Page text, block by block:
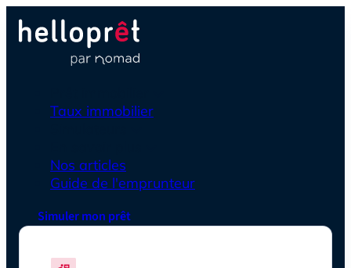
Taux immobilier
Nos articles
Guide de l'emprunteur
Simuler mon prêt